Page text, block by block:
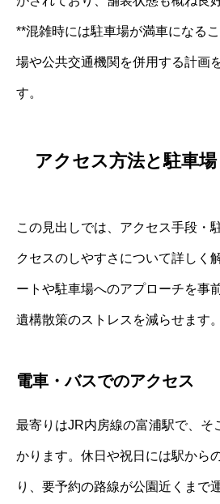
**混雑時には駐車場が満車になる
場や公共交通機関を併用する計画
す。
アクセス方法と駐車
この見出しでは、アクセス手段・
クセスのしやすさについて詳しく
ートや駐車場へのアプローチを事
遺構散策のストレスを減らせます。
電車・バスでのアクセス
最寄りはJR内房線の富浦駅で、そ
かります。休日や祝日には駅から
り、要予約の路線が公園近くまで